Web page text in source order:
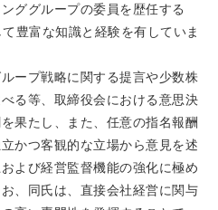
ググループの委員を歴任する
豊富な知識と経験を有していま
ープ戦略に関する提言や少数株
る等、取締役会における意思決
果たし、また、任意の指名報酬
かつ客観的な立場から意見を述
よび経営監督機能の強化に極め
、同氏は、直接会社経営に関与